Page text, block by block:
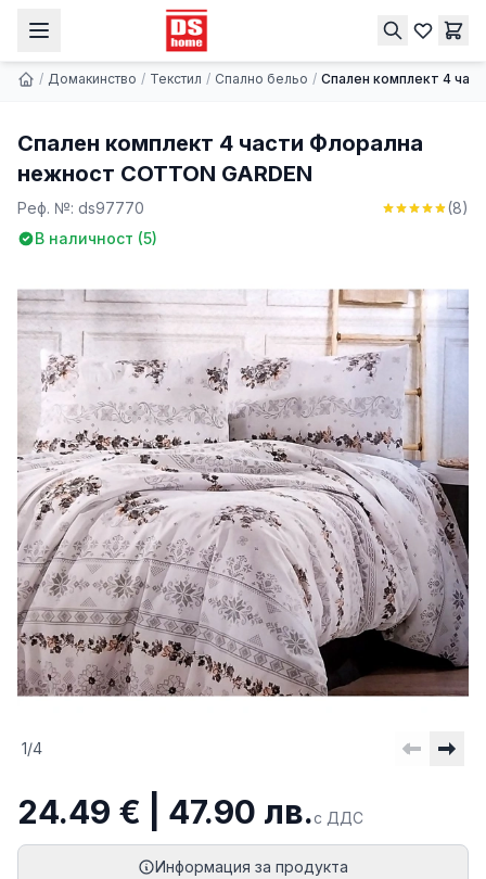
/ Домакинство / Текстил / Спално бельо / Спален комплект 4
Спален комплект 4 части Флорална
нежност COTTON GARDEN
Реф. №: ds97770 (8)
В наличност (5)
1/4
24.49 € | 47.90 лв.с ДДС
Информация за продукта
24.49 € | 47.90 лв. Купи